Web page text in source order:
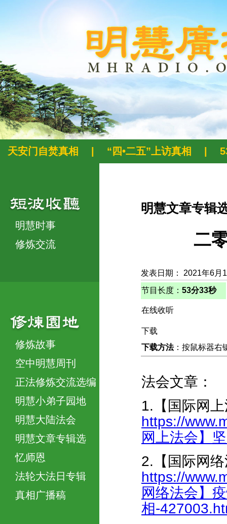
天安门自焚真相 “四•二五”上访真相
明慧时事
修炼交流
修炼故事
空中明慧周刊
正法修炼交流选编
明慧小弟子园地
明慧大陆法会
明慧文章专辑选
忆师恩
法轮大法日专辑
真相广播稿
明慧文章专辑
二
发表日期： 2021年6月
节目长度： 53分33秒
在线收听
下载
下载方法：按鼠标器右
法会文章：
1.【国际网
https://
网上法会】
2.【国际网
https://
网络法会】
相-